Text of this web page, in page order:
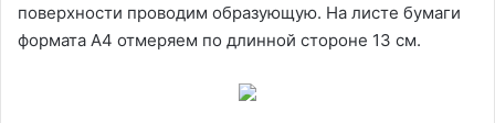
поверхности проводим образующую. На листе бумаги
формата А4 отмеряем по длинной стороне 13 см.